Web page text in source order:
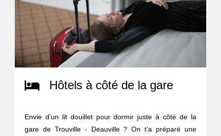
Hôtels à côté de la gare
Envie d’un lit douillet pour dormir juste à côté de la
gare de Trouville - Deauville ? On t’a préparé une